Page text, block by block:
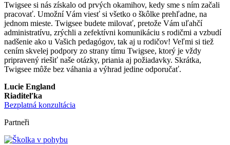
Twigsee si nás získalo od prvých okamihov, kedy sme s ním začali
pracovať. Umožní Vám viesť si všetko o škôlke prehľadne, na
jednom mieste. Twigsee budete milovať, pretože Vám uľahčí
administratívu, zrýchli a zefektívni komunikáciu s rodičmi a vzbudí
nadšenie ako u Vašich pedagógov, tak aj u rodičov! Veľmi si tiež
cením skvelej podpory zo strany tímu Twigsee, ktorý je vždy
pripravený riešiť naše otázky, priania aj požiadavky. Skrátka,
Twigsee môže bez váhania a výhrad jedine odporučať.
Lucie England
Riaditeľka
Bezplatná konzultácia
Partneři